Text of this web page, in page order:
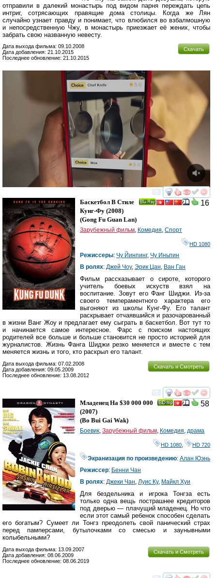
отправили в далекий монастырь под видом парня переждать цепь
интриг, сотрясающих правящие дома столицы. Когда же Лян
случайно узнает правду и понимает, что влюбился во взбалмошную
и непосредственную Чжу, в монастырь приезжает её жених, чтобы
забрать свою названную невесту.
Скачать
Дата выхода фильма: 09.10.2008
Дата добавления: 21.10.2015
Последнее обновление: 21.10.2015
смотреть
16
Баскетбол В Стиле
Кунг-Фу (2008)
(Gong Fu Guan Lan)
Зарубежный фильм, Комедия, Спорт
HD 1080
Режиссеры: Чу Йинпинг, Чу Иньпин
В ролях: Джей Чоу, Эрик Цан, Ван Ган
Фильм рассказывает о сироте, которого
учитель боевых искуств взял на
воспитание. Зовут его Фанг Шиджи. Из-за
своего темпераментного характера его
выгоняют из школы Кунг-Фу. Его талант
раскрывает отчаявшийся и разочарованный
в жизни Ванг Жоу и предлагает ему сыграть в баскетбол. Вот тут то
и начинается самое интересное. Фарс с поиском настоящих
родителей все больше и больше становится не просто историей для
журналистов. Жизнь Фанга Шиджи резко меняется и вместе с тем
меняется жизнь и того, кто раскрыл его талант.
Скачать и Смотреть
Дата выхода фильма: 07.02.2008
Дата добавления: 09.05.2009
Последнее обновление: 13.08.2012
смотреть
58
Младенец На $30 000 000
(2007)
(Bo Bui Gai Wak)
Боевик, Зарубежный фильм, Комедия, драма
HD 1080 HD 720
Экранизация по произведению:Алан Юэнь
Режиссер: Бенни Чан
В ролях: Джеки Чан, Луис Ку, Майкл Хуи
Для бездельника и игрока Тонгза есть
только одна вещь пострашнее кредиторов
под дверью — плачущий младенец. Но что
если этот самый ребенок способен сделать
его богатым? Сумеет ли Тонгз преодолеть свой панический страх
перед памперсами, бутылочками со смесью и заунывными
колыбельными?
Скачать и Смотреть
Дата выхода фильма: 13.09.2007
Дата добавления: 08.06.2009
Последнее обновление: 08.06.2019